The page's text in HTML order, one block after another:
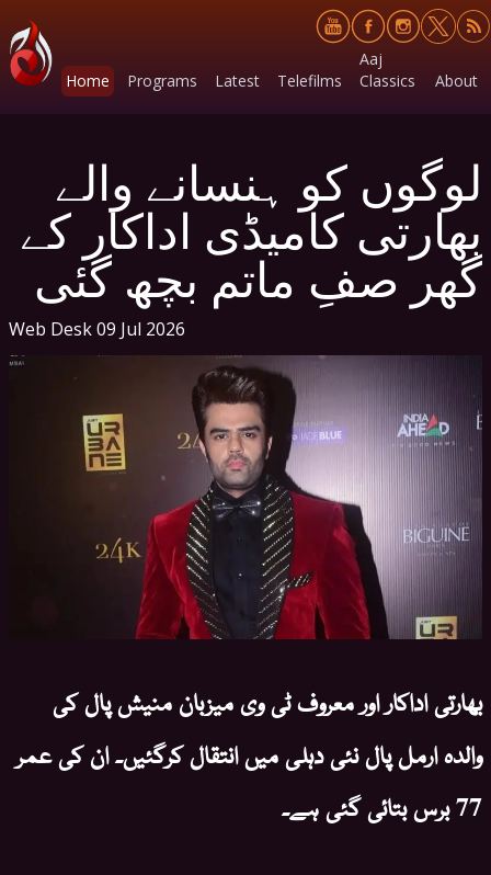
Home Programs Latest Telefilms
Aaj
Classics
About
لوگوں کو ہنسانے والے
بھارتی کامیڈی اداکار کے
گھر صفِ ماتم بچھ گئی
Web Desk09 Jul 2026
بھارتی اداکار اور معروف ٹی وی میزبان منیش پال کی
والدہ ارمل پال نئی دہلی میں انتقال کرگئیں۔ ان کی عمر
77 برس بتائی گئی ہے۔